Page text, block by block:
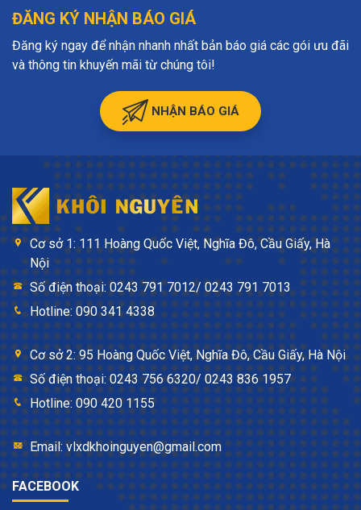
ĐĂNG KÝ NHẬN BÁO GIÁ
Đăng ký ngay để nhận nhanh nhất bản báo giá các gói ưu đãi
và thông tin khuyến mãi từ chúng tôi!
NHẬN BÁO GIÁ
Cơ sở 1: 111 Hoàng Quốc Việt, Nghĩa Đô, Cầu Giấy, Hà
Nội
Số điện thoại: 0243 791 7012/ 0243 791 7013
Hotline: 090 341 4338
Cơ sở 2: 95 Hoàng Quốc Việt, Nghĩa Đô, Cầu Giấy, Hà Nội
Số điện thoại: 0243 756 6320/ 0243 836 1957
Hotline: 090 420 1155
Email: vlxdkhoinguyen@gmail.com
FACEBOOK